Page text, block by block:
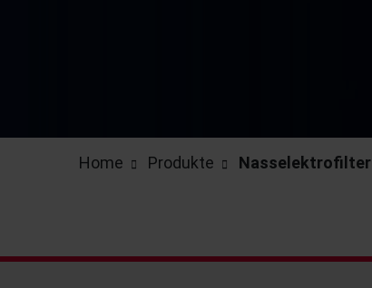
Home Produkte Nasselektrofilter